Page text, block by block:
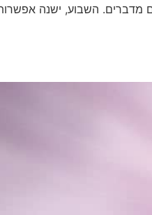
מדברים. השבוע, ישנה